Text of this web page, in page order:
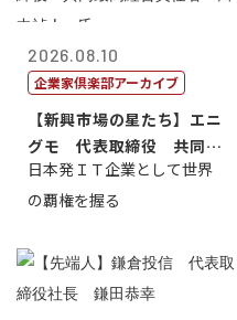
2026.08.10
企業家倶楽部アーカイブ
【新興市場の星たち】エニ
グモ 代表取締役 共同最
高経営責任者...
日本発ＩＴ企業として世界
の覇権を握る